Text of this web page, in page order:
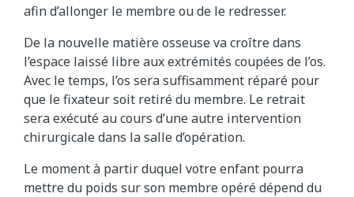
afin d’allonger le membre ou de le redresser.
De la nouvelle matière osseuse va croître dans
l’espace laissé libre aux extrémités coupées de l’os.
Avec le temps, l’os sera suffisamment réparé pour
que le fixateur soit retiré du membre. Le retrait
sera exécuté au cours d’une autre intervention
chirurgicale dans la salle d’opération.
Le moment à partir duquel votre enfant pourra
mettre du poids sur son membre opéré dépend du